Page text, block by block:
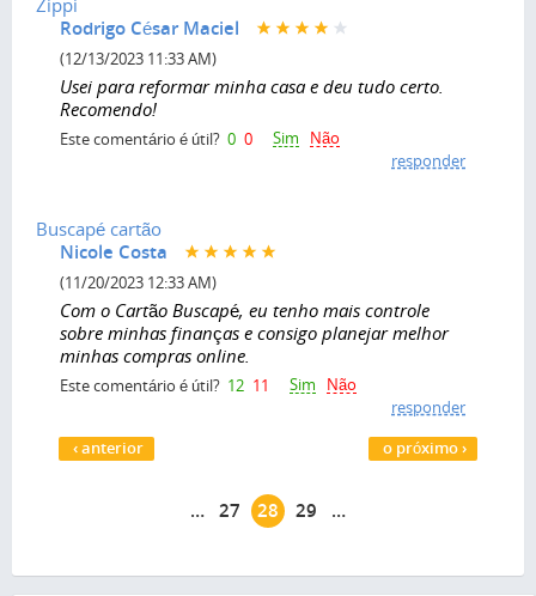
Zippi
Rodrigo César Maciel
(12/13/2023 11:33 AM)
Usei para reformar minha casa e deu tudo certo.
Recomendo!
Este comentário é útil? 0 0 Sim
Não
responder
Buscapé cartão
Nicole Costa
(11/20/2023 12:33 AM)
Com o Cartão Buscapé, eu tenho mais controle
sobre minhas finanças e consigo planejar melhor
minhas compras online.
Este comentário é útil? 12 11 Sim
Não
responder
Páginas
‹ anterior
… 27 28 29 …
o próximo ›